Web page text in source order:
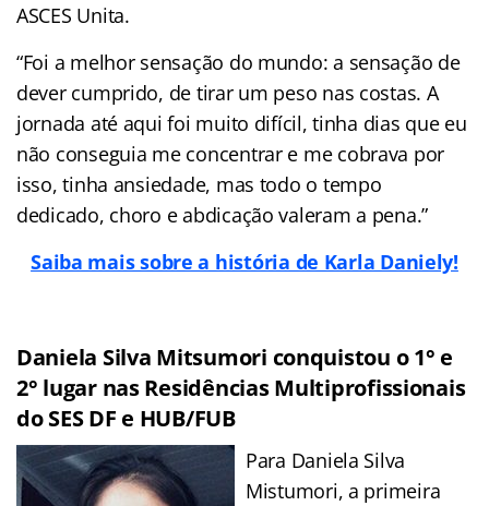
ASCES Unita.
“Foi a melhor sensação do mundo: a sensação de
dever cumprido, de tirar um peso nas costas. A
jornada até aqui foi muito difícil, tinha dias que eu
não conseguia me concentrar e me cobrava por
isso, tinha ansiedade, mas todo o tempo
dedicado, choro e abdicação valeram a pena.”
Saiba mais sobre a história de Karla Daniely!
Daniela Silva Mitsumori conquistou o 1° e
2° lugar nas Residências Multiprofissionais
do SES DF e HUB/FUB
Para Daniela Silva
Mistumori, a primeira